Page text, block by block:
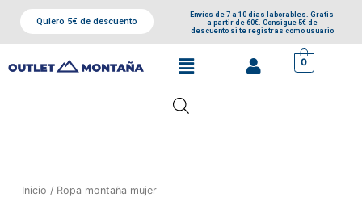
contenido
Quiero 5€ de descuento
Envíos de 7 a 10 días laborables. Gratis
a partir de 60€. Consigue 5€ de
descuento si te registras como usuario
Menú 0
Inicio / Ropa montaña mujer
por
popularidad